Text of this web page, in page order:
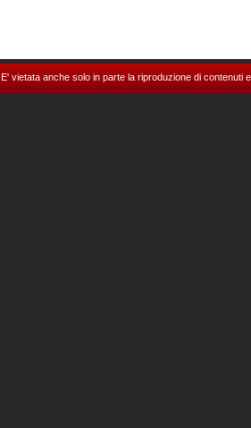
. E' vietata anche solo in parte la riproduzione di contenuti